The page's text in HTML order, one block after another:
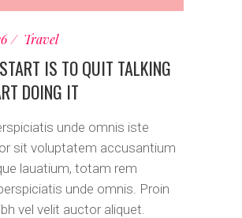
Travel
IS TO QUIT TALKING
DOING IT
unde omnis iste
sit voluptatem accusantium
lauatium, totam rem
unde omnis. Proin
vel velit auctor aliquet.